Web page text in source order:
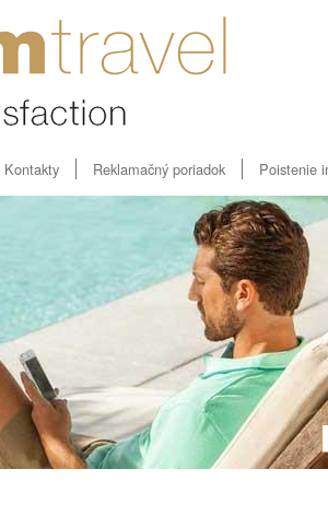
Kontakty Reklamačný poriadok Poistenie